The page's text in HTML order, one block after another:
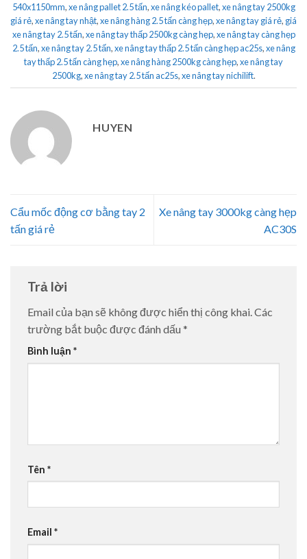
540x1150mm,xe nâng pallet 2.5 tấn,xe nâng kéo pallet,xe nâng tay 2500kg
giá rẻ,xe nâng tay nhật,xe nâng hàng 2.5 tấn càng hẹp,xe nâng tay giá rẻ, giá
xe nâng tay 2.5 tấn,xe nâng tay thấp 2500kg càng hẹp,xe nâng tay càng hẹp
2.5 tấn,xe nâng tay 2.5 tấn,xe nâng tay thấp 2.5 tấn càng hẹp ac25s,xe nâng
tay thấp 2.5 tấn càng hẹp,xe nâng hàng 2500kg càng hẹp,xe nâng tay
2500kg,xe nâng tay 2.5 tấn ac25s,xe nâng tay nichilift.
HUYEN
Cẩu mốc động cơ bằng tay 2
tấn giá rẻ
Xe nâng tay 3000kg càng hẹp
AC30S
Trả lời
Email của bạn sẽ không được hiển thị công khai.Các
trường bắt buộc được đánh dấu *
Bình luận *
Tên *
Email *